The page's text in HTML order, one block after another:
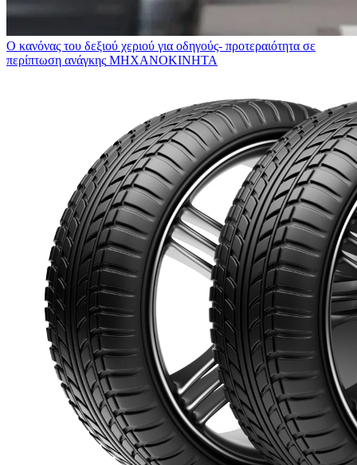
Ο κανόνας του δεξιού χεριού για οδηγούς- προτεραιότητα σε
περίπτωση ανάγκης ΜΗΧΑΝΟΚΙΝΗΤΑ